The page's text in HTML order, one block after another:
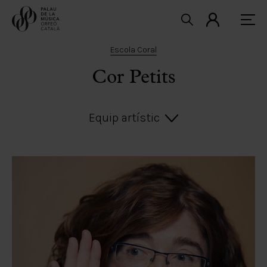
Escola Coral
Cor Petits
Equip artístic